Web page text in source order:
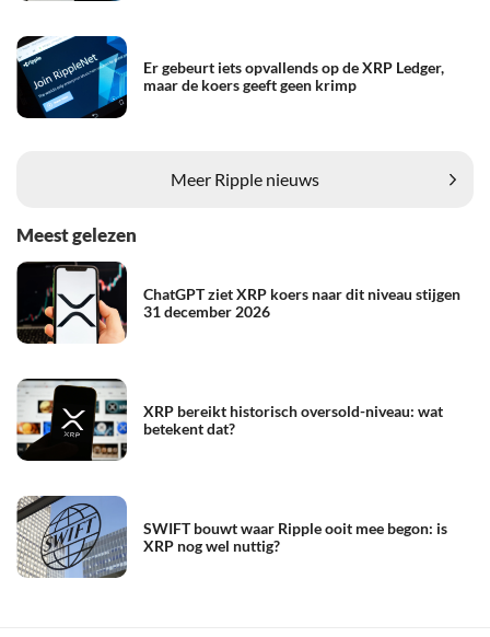
Er gebeurt iets opvallends op de XRP Ledger,
maar de koers geeft geen krimp
Meer Ripple nieuws
Meest gelezen
ChatGPT ziet XRP koers naar dit niveau stijgen
31 december 2026
XRP bereikt historisch oversold-niveau: wat
betekent dat?
SWIFT bouwt waar Ripple ooit mee begon: is
XRP nog wel nuttig?